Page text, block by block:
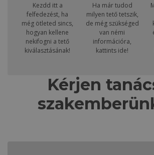
Kezdd itt a
felfedezést, ha
még ötleted sincs,
hogyan kellene
nekifogni a tető
kiválasztásának!
Ha már tudod
milyen tető tetszik,
de még szükséged
van némi
információra,
kattints ide!
Kérjen